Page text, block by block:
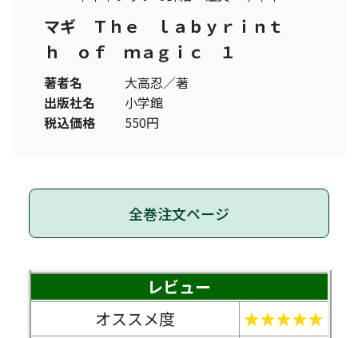
マギ Ｔｈｅ ｌａｂｙｒｉｎｔ
ｈ ｏｆ ｍａｇｉｃ １
著者名
大高忍／著
出版社名
小学館
税込価格
550円
全巻注文ページ
レビュー
オススメ度
★★★★★